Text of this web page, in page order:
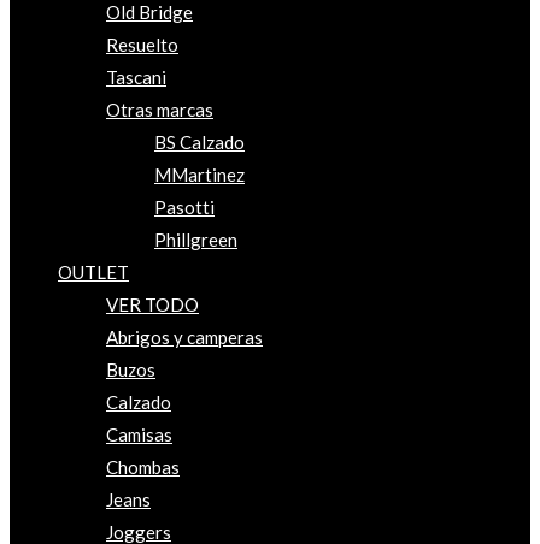
Old Bridge
Resuelto
Tascani
Otras marcas
BS Calzado
MMartinez
Pasotti
Phillgreen
OUTLET
VER TODO
Abrigos y camperas
Buzos
Calzado
Camisas
Chombas
Jeans
Joggers